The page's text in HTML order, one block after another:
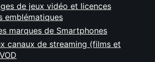
de jeux vidéo et licences
emblématiques
marques de Smartphones
canaux de streaming (films et